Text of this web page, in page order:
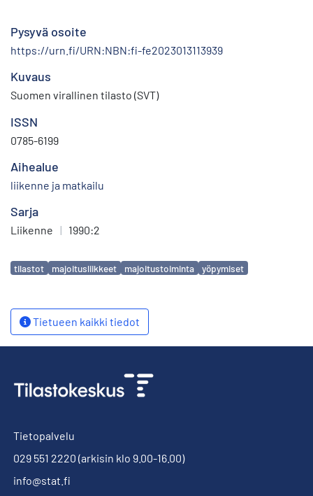
Pysyvä osoite
https://urn.fi/URN:NBN:fi-fe2023013113939
Kuvaus
Suomen virallinen tilasto (SVT)
ISSN
0785-6199
Aihealue
liikenne ja matkailu
Sarja
Liikenne | 1990:2
Avainsanat
tilastot majoitusliikkeet majoitustoiminta yöpymiset
Tietueen kaikki tiedot
Tietopalvelu
029 551 2220 (arkisin klo 9.00-16.00)
info@stat.fi